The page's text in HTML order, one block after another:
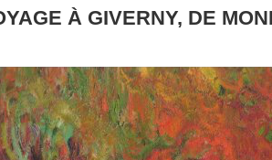
À GIVERNY, DE